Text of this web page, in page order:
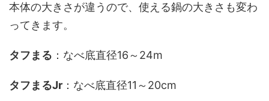
本体の大きさが違うので、使える鍋の大きさも変わ
ってきます。
タフまる ：なべ底直径16～24m
タフまるJr ：なべ底直径11～20cm